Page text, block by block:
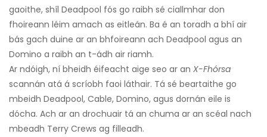
gaoithe, shíl Deadpool fós go raibh sé ciallmhar don
fhoireann léim amach as eitleán. Ba é an toradh a bhí air
bás gach duine ar an bhfoireann ach Deadpool agus an
Domino a raibh an t-ádh air riamh.
Ar ndóigh, ní bheidh éifeacht aige seo ar an X-Fhórsa
scannán atá á scríobh faoi láthair. Tá sé beartaithe go
mbeidh Deadpool, Cable, Domino, agus dornán eile is
dócha. Ach ar an drochuair tá an chuma ar an scéal nach
mbeadh Terry Crews ag filleadh.